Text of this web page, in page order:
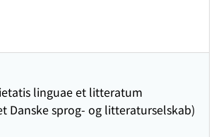
linguae et litteratum
Danske sprog- og litteraturselskab)